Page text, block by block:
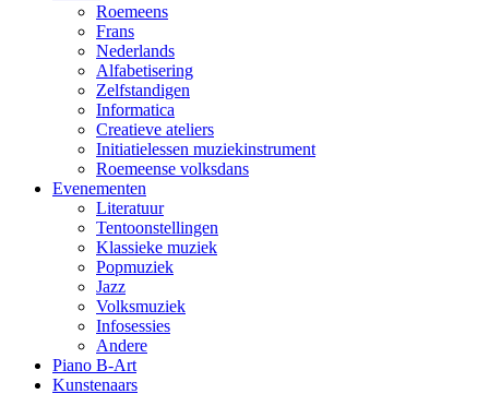
Roemeens
Frans
Nederlands
Alfabetisering
Zelfstandigen
Informatica
Creatieve ateliers
Initiatielessen muziekinstrument
Roemeense volksdans
Evenementen
Literatuur
Tentoonstellingen
Klassieke muziek
Popmuziek
Jazz
Volksmuziek
Infosessies
Andere
Piano B-Art
Kunstenaars